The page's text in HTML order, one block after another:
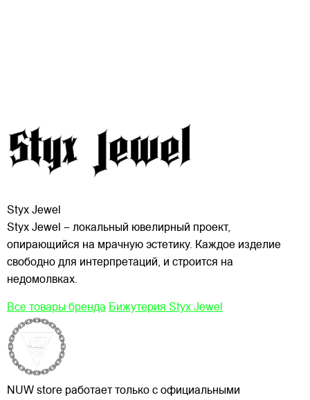
Styx Jewel
Styx Jewel – локальный ювелирный проект,
опирающийся на мрачную эстетику. Каждое изделие
свободно для интерпретаций, и строится на
недомолвках.
Все товары бренда Бижутерия Styx Jewel
NUW store работает только с официальными